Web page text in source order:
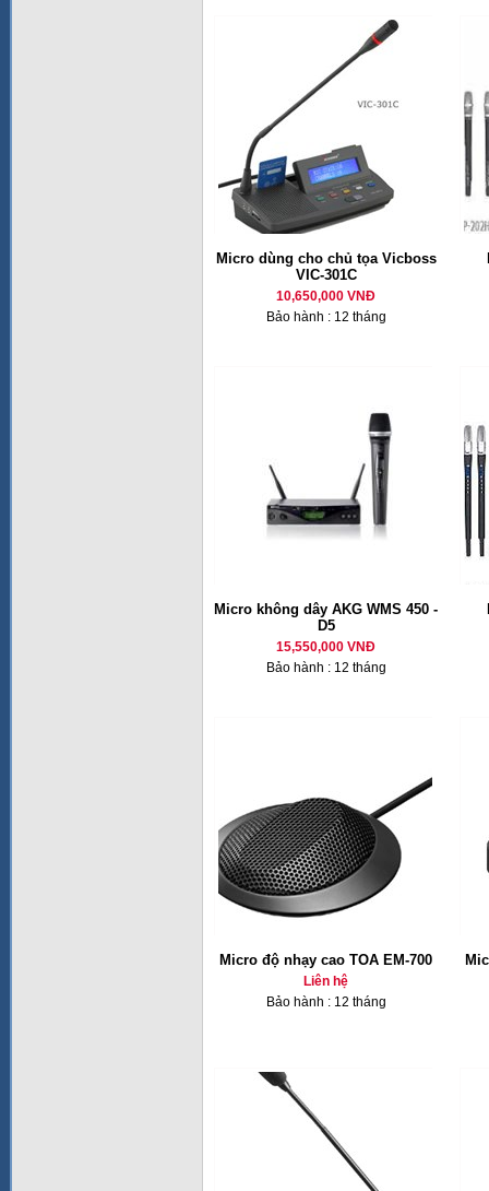
Micro dùng cho chủ tọa Vicboss
VIC-301C
10,650,000 VNĐ
Bảo hành : 12 tháng
Micro không dây AKG WMS 450 -
D5
15,550,000 VNĐ
Bảo hành : 12 tháng
Micro độ nhạy cao TOA EM-700
Liên hệ
Bảo hành : 12 tháng